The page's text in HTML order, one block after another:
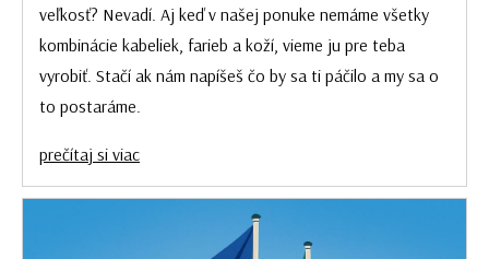
veľkosť? Nevadí. Aj keď v našej ponuke nemáme všetky
kombinácie kabeliek, farieb a koží, vieme ju pre teba
vyrobiť. Stačí ak nám napíšeš čo by sa ti páčilo a my sa o
to postaráme.
prečítaj si viac